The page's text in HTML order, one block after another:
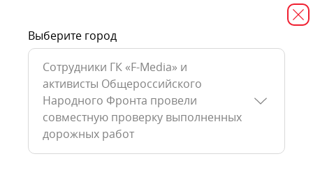
Выберите город
Сотрудники ГК «F-Media» и
активисты Общероссийского
Народного Фронта провели
совместную проверку выполненных
дорожных работ